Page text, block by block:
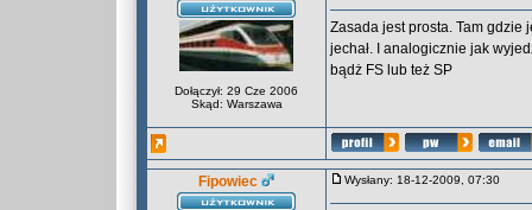
Dołączył: 29 Cze 2006
Skąd: Warszawa
Zasada jest prosta. Tam gdzie
jechał. I analogicznie jak
bądż FS lub też SP
Fipowiec Wysłany: 18-12-2009, 07:30